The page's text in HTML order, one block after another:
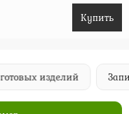
Купить
изделий